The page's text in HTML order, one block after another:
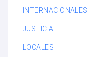
INTERNACIONALES
JUSTICIA
LOCALES